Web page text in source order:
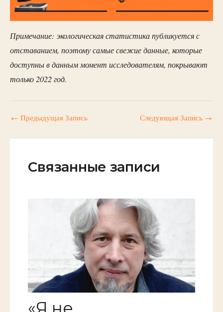
Примечание: экологическая статистика публикуется с
отставанием, поэтому самые свежие данные, которые
доступны в данным момент исследователям, покрывают
только 2022 год.
← Предыдущая Запись Следующая Запись →
Связанные записи
«Я не